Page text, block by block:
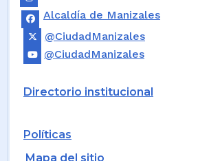
Alcaldía de Manizales
@CiudadManizales
@CiudadManizales
Directorio institucional
Políticas
Mapa del sitio